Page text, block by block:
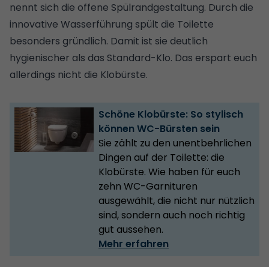
nennt sich die offene Spülrandgestaltung. Durch die
innovative Wasserführung spült die Toilette
besonders gründlich. Damit ist sie deutlich
hygienischer als das Standard-Klo. Das erspart euch
allerdings nicht die Klobürste.
Schöne Klobürste: So stylisch
können WC-Bürsten sein
Sie zählt zu den unentbehrlichen
Dingen auf der Toilette: die
Klobürste. Wie haben für euch
zehn WC-Garnituren
ausgewählt, die nicht nur nützlich
sind, sondern auch noch richtig
gut aussehen.
Mehr erfahren